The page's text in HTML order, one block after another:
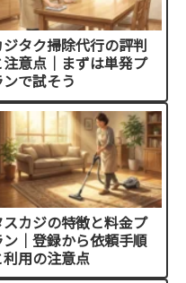
ジタク掃除代行の評判
注意点｜まずは単発プ
ンで試そう
スカジの特徴と料金プ
ン｜登録から依頼手順
利用の注意点